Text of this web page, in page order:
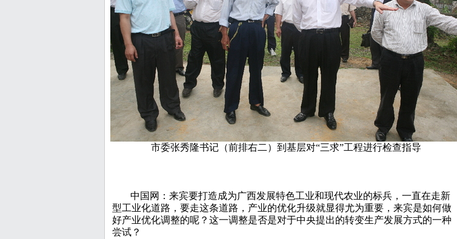
市委张秀隆书记（前排右二）到基层对“三求”工程进行检查指导
中国网：来宾要打造成为广西发展特色工业和现代农业的标兵，一直在走新
型工业化道路，要走这条道路，产业的优化升级就显得尤为重要，来宾是如何做
好产业优化调整的呢？这一调整是否是对于中央提出的转变生产发展方式的一种
尝试？